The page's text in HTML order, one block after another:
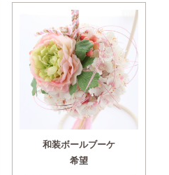
和装ボールブーケ
希望